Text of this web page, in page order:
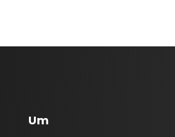
Um